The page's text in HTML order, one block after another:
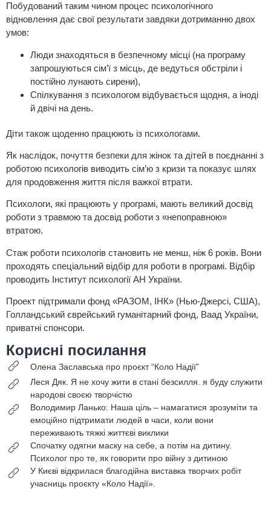
Побудований таким чином процес психологічного
відновлення дає свої результати завдяки дотриманню двох
умов:
Люди знаходяться в безпечному місці (на програму
запрошуються сім’ї з місць, де ведуться обстріли і
постійно лунають сирени),
Спілкування з психологом відбувається щодня, а іноді
й двічі на день.
Діти також щоденно працюють із психологами.
Як наслідок, почуття безпеки для жінок та дітей в поєднанні з
роботою психологів виводить сім’ю з кризи та показує шлях
для продовження життя після важкої втрати.
Психологи, які працюють у програмі, мають великий досвід
роботи з травмою та досвід роботи з «непоправною»
втратою.
Стаж роботи психологів становить не менш, ніж 6 років. Вони
проходять спеціальний відбір для роботи в програмі. Відбір
проводить Інститут психології АН України.
Проект підтримали фонд «РАЗОМ, ІНК» (Нью-Джерсі, США),
Голландський єврейський гуманітарний фонд, Ваад України,
приватні спонсори.
Корисні посилання
Олена Заславська про проєкт “Коло Надії”
Леся Дяк. Я не хочу жити в стані безсилля. я буду служити
народові своєю творчістю
Володимир Ланько: Наша ціль – намагатися зрозуміти та
емоційно підтримати людей в часи, коли вони
переживають тяжкі життєві виклики
Спочатку одягни маску на себе, а потім на дитину.
Психолог про те, як говорити про війну з дитиною
У Києві відкрилася благодійна виставка творчих робіт
учасниць проєкту «Коло Надії».